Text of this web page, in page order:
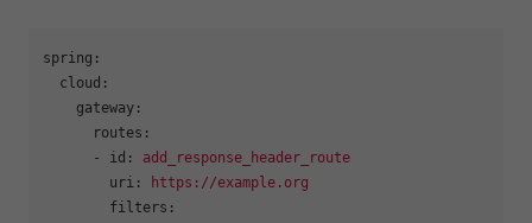
spring:
cloud:
gateway:
routes:
-
id:
add_response_header_route
uri:
https://example.org
filters: